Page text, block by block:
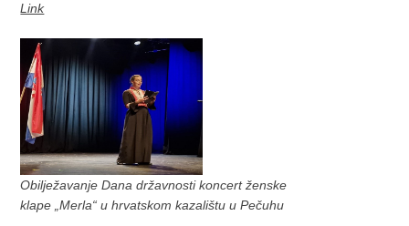
Link
Obilježavanje Dana državnosti koncert ženske
klape „Merla“ u hrvatskom kazalištu u Pečuhu